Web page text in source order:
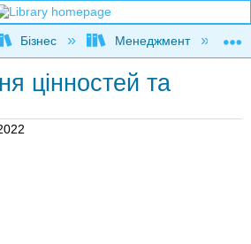
global hierarchy
Бізнес Менеджмент
цінностей та